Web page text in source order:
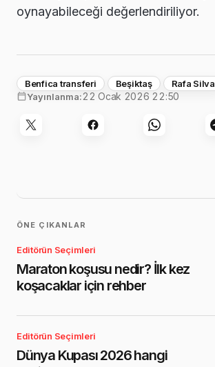
oynayabileceği değerlendiriliyor.
Benfica transferi Beşiktaş
Rafa Silva
Yayınlanma:22 Ocak 2026 22:50
ÖNE ÇIKANLAR
Editörün Seçimleri
Maraton koşusu nedir? İlk kez
koşacaklar için rehber
Editörün Seçimleri
Dünya Kupası 2026 hangi